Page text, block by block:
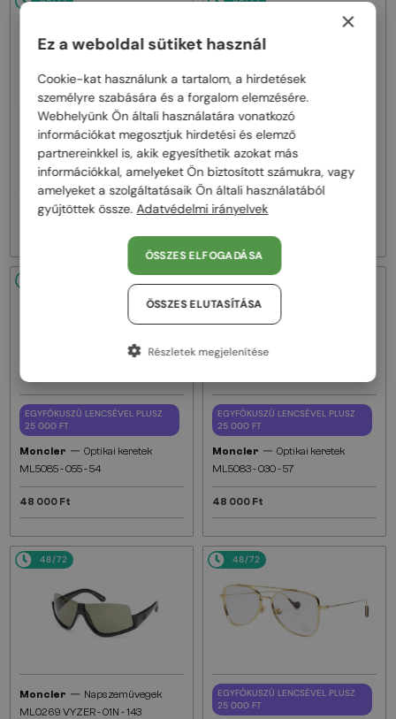
Moncler—Napszemüvegek
ML0288 PEAKE - 90D - 60 -
POLARIZÁLT LENCSÉKKEL
EGYFÓKUSZÚ LENCSÉVEL PLUSZ
25 000 FT
Moncler—Optikai keretek
ML5085 - 056 - 54
EGYFÓKUSZÚ LENCSÉVEL PLUSZ
25 000 FT
Moncler — Optikai keretek
ML5085 - 055 - 54
48 000 Ft
EGYFÓKUSZÚ LENCSÉVEL PLUSZ
25 000 FT
Moncler — Optikai keretek
ML5083 - 030 - 57
48 000 Ft
48/72
Moncler — Napszemüvegek
ML0269 VYZER - 01N - 143
48/72
EGYFÓKUSZÚ LENCSÉVEL PLUSZ
25 000 FT
×
Ez a weboldal sütiket használ
Cookie-kat használunk a tartalom, a hirdetések
személyre szabására és a forgalom elemzésére.
Webhelyünk Ön általi használatára vonatkozó
információkat megosztjuk hirdetési és elemző
partnereinkkel is, akik egyesíthetik azokat más
információkkal, amelyeket Ön biztosított számukra, vagy
amelyeket a szolgáltatásaik Ön általi használatából
gyűjtöttek össze.Adatvédelmi irányelvek
ÖSSZES ELFOGADÁSA
ÖSSZES ELUTASÍTÁSA
Részletek megjelenítése